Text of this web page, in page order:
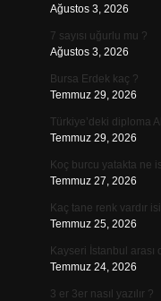
Ağustos 3, 2026
7 sayısı uğurlu mu ?
Ağustos 3, 2026
Bursa Erdek kaç ?
Temmuz 29, 2026
Türkiye’deki diploma
Temmuz 29, 2026
Koç burcu yatakta ne
Temmuz 27, 2026
Kaç tane renk vardır
Temmuz 25, 2026
Kayseri İstanbul arası
Temmuz 24, 2026
3 er 3er nasıl yazılır ?